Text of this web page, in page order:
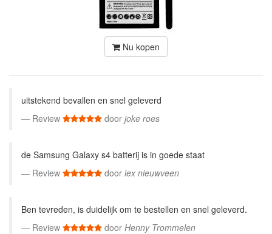
Nu kopen
uitstekend bevallen en snel geleverd
Review
door joke roes
de Samsung Galaxy s4 batterij is in goede staat
Review
door lex nieuwveen
Ben tevreden, is duidelijk om te bestellen en snel geleverd.
Review
door Henny Trommelen